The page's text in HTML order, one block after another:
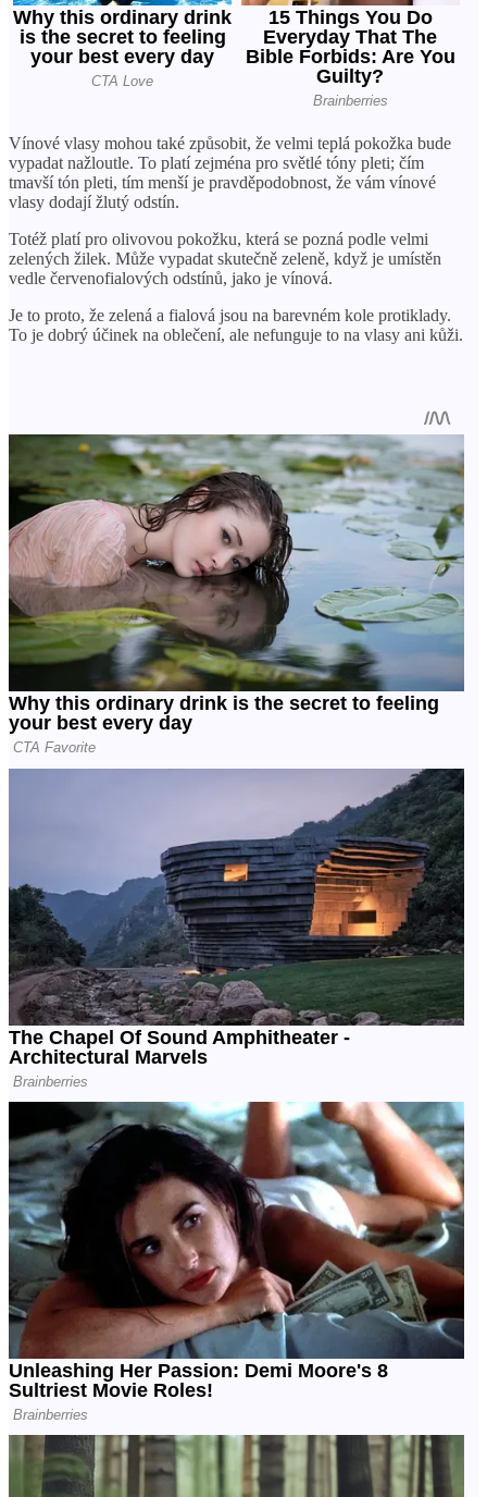
Vínové vlasy mohou také způsobit, že velmi teplá pokožka bude
vypadat nažloutle. To platí zejména pro světlé tóny pleti; čím
tmavší tón pleti, tím menší je pravděpodobnost, že vám vínové
vlasy dodají žlutý odstín.
Totéž platí pro olivovou pokožku, která se pozná podle velmi
zelených žilek. Může vypadat skutečně zeleně, když je umístěn
vedle červenofialových odstínů, jako je vínová.
Je to proto, že zelená a fialová jsou na barevném kole protiklady.
To je dobrý účinek na oblečení, ale nefunguje to na vlasy ani kůži.